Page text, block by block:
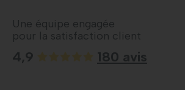
Une équipe engagée
pour la satisfaction client
4,9 180 avis